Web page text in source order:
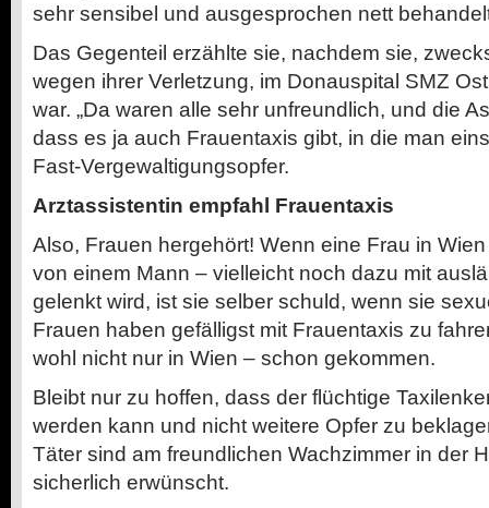
sehr sensibel und ausgesprochen nett
Das Gegenteil erzählte sie, nachdem sie,
wegen ihrer Verletzung, im Donauspital SMZ
war. „Da waren alle sehr unfreundlich, und die
dass es ja auch Frauentaxis gibt, in die man
Fast-Vergewaltigungsopfer.
Arztassistentin empfahl Frauentaxis
Also, Frauen hergehört! Wenn eine Frau in
von einem Mann – vielleicht noch dazu mit
gelenkt wird, ist sie selber schuld, wenn sie
Frauen haben gefälligst mit Frauentaxis zu
wohl nicht nur in Wien – schon gekommen.
Bleibt nur zu hoffen, dass der flüchtige
werden kann und nicht weitere Opfer zu
Täter sind am freundlichen Wachzimmer in der
sicherlich erwünscht.